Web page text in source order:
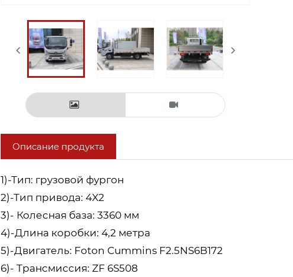
Описание продукта
1)-Тип: грузовой фургон
2)-Тип привода: 4X2
3)- Колесная база: 3360 мм
4)-Длина коробки: 4,2 метра
5)-Двигатель: Foton Cummins F2.5NS6B172
6)- Трансмиссия: ZF 6S508